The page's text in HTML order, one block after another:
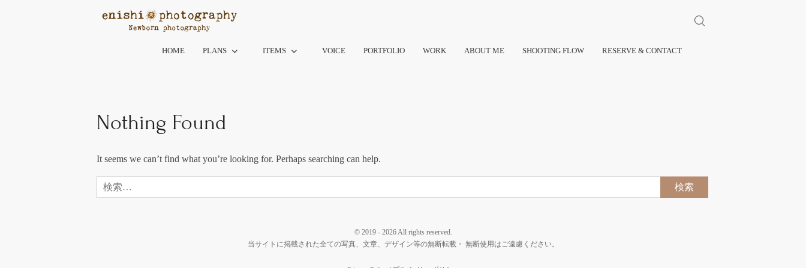
HOME PLANS ITEMS VOICE PORTFOLIO WORK ABOUT ME SHOOTING FLOW RESERVE & CONTACT
Search for:
Nothing Found
It seems we can’t find what you’re looking for. Perhaps searching can help.
索:
© 2019 - 2026 All rights reserved.
当サイトに掲載された全ての写真、文章、デザイン等の無断転載・ 無断使用はご遠慮ください。